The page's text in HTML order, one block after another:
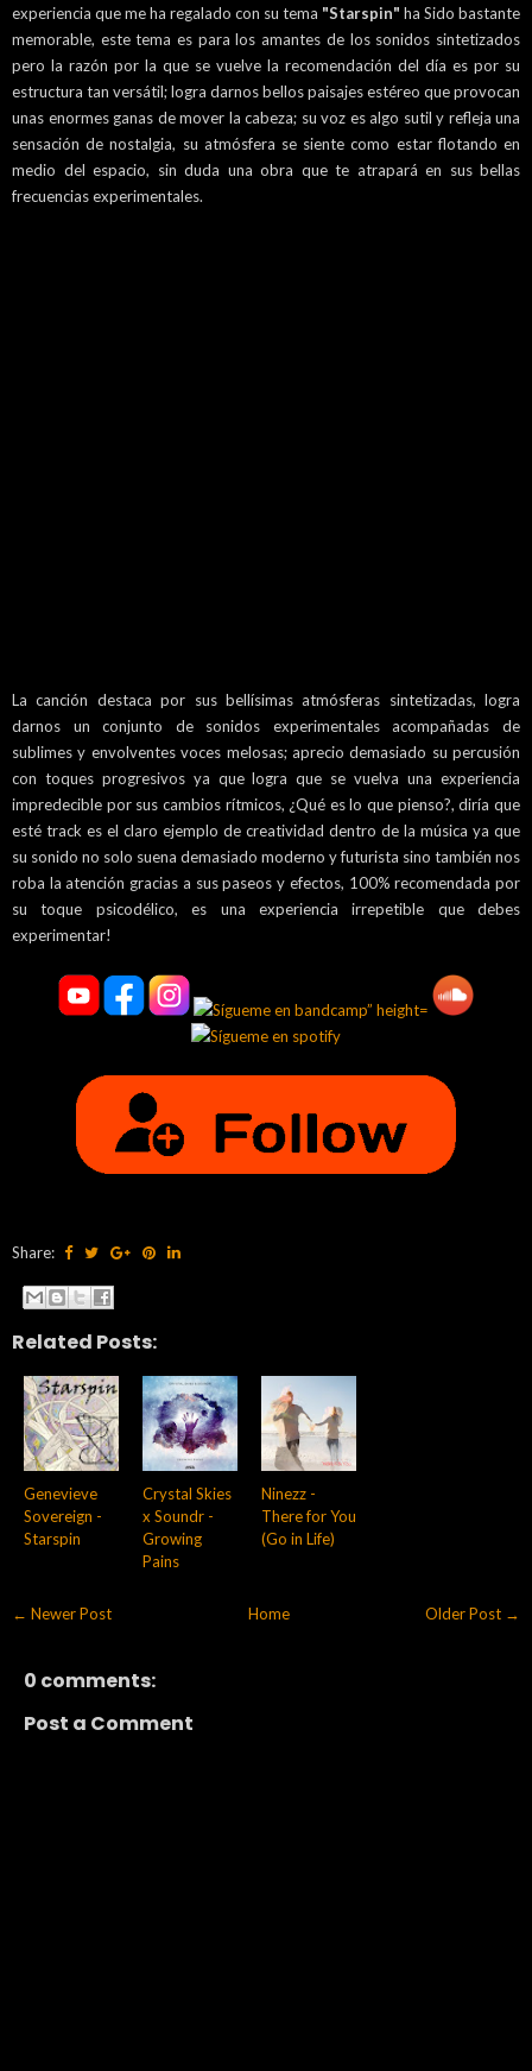
experiencia que me ha regalado con su tema "Starspin" ha Sido bastante
memorable, este tema es para los amantes de los sonidos sintetizados
pero la razón por la que se vuelve la recomendación del día es por su
estructura tan versátil; logra darnos bellos paisajes estéreo que provocan
unas enormes ganas de mover la cabeza; su voz es algo sutil y refleja una
sensación de nostalgia, su atmósfera se siente como estar flotando en
medio del espacio, sin duda una obra que te atrapará en sus bellas
frecuencias experimentales.
La canción destaca por sus bellísimas atmósferas sintetizadas, logra
darnos un conjunto de sonidos experimentales acompañadas de
sublimes y envolventes voces melosas; aprecio demasiado su percusión
con toques progresivos ya que logra que se vuelva una experiencia
impredecible por sus cambios rítmicos, ¿Qué es lo que pienso?, diría que
esté track es el claro ejemplo de creatividad dentro de la música ya que
su sonido no solo suena demasiado moderno y futurista sino también nos
roba la atención gracias a sus paseos y efectos, 100% recomendada por
su toque psicodélico, es una experiencia irrepetible que debes
experimentar!
Share:
Related Posts:
Genevieve
Sovereign -
Starspin
Crystal Skies
x Soundr -
Growing
Pains
Ninezz -
There for You
(Go in Life)
← Newer Post Older Post →
Home
0 comments:
Post a Comment